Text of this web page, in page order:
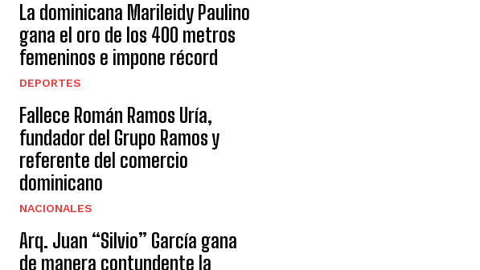
La dominicana Marileidy Paulino
gana el oro de los 400 metros
femeninos e impone récord
DEPORTES
Fallece Román Ramos Uría,
fundador del Grupo Ramos y
referente del comercio
dominicano
NACIONALES
Arq. Juan “Silvio” García gana
de manera contundente la